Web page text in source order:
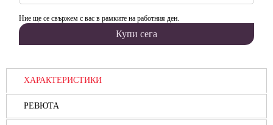
Ние ще се свържем с вас в рамките на работния ден.
ХАРАКТЕРИСТИКИ
РЕВЮТА